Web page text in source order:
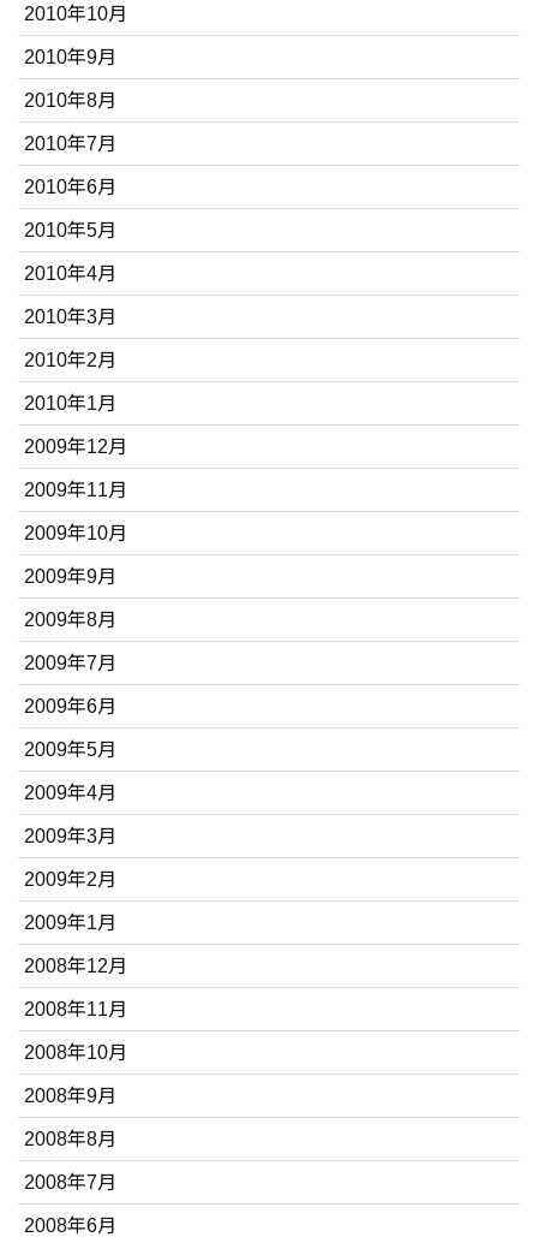
2010年10月
2010年9月
2010年8月
2010年7月
2010年6月
2010年5月
2010年4月
2010年3月
2010年2月
2010年1月
2009年12月
2009年11月
2009年10月
2009年9月
2009年8月
2009年7月
2009年6月
2009年5月
2009年4月
2009年3月
2009年2月
2009年1月
2008年12月
2008年11月
2008年10月
2008年9月
2008年8月
2008年7月
2008年6月